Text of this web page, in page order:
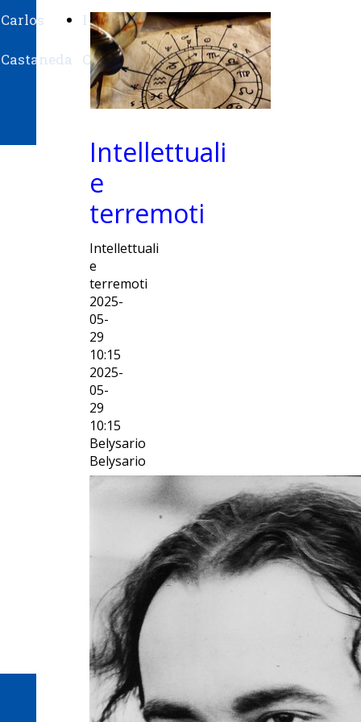
Carlos
Castaneda
I
Ching
Su
Belysario
Intellettuali
e
terremoti
Intellettuali
e
terremoti
2025-
05-
29
10:15
2025-
05-
29
10:15
Belysario
Belysario